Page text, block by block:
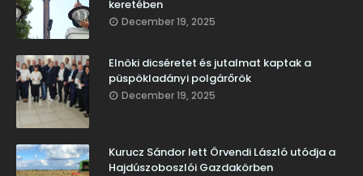
keretében
December 19, 2025
Elnöki dicséretet és jutalmat kaptak a
püspökladányi polgárőrök
December 19, 2025
Kurucz Sándor lett Örvendi László utódja a
Hajdúszoboszlói Gazdakörben